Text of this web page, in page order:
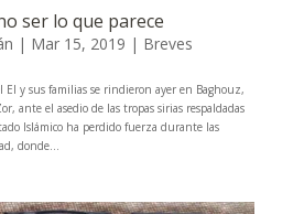
ser lo que parece
| Mar 15, 2019 | Breves
EI y sus familias se rindieron ayer en Baghouz,
ante el asedio de las tropas sirias respaldadas
Islámico ha perdido fuerza durante las
donde...